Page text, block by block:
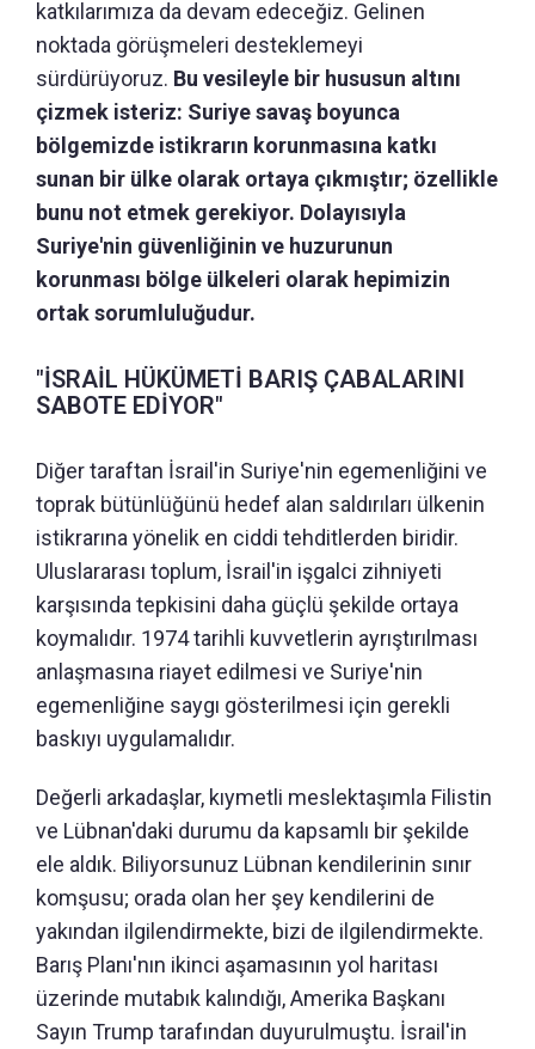
katkılarımıza da devam edeceğiz. Gelinen
noktada görüşmeleri desteklemeyi
sürdürüyoruz. Bu vesileyle bir hususun altını
çizmek isteriz: Suriye savaş boyunca
bölgemizde istikrarın korunmasına katkı
sunan bir ülke olarak ortaya çıkmıştır; özellikle
bunu not etmek gerekiyor. Dolayısıyla
Suriye'nin güvenliğinin ve huzurunun
korunması bölge ülkeleri olarak hepimizin
ortak sorumluluğudur.
"İSRAİL HÜKÜMETİ BARIŞ ÇABALARINI
SABOTE EDİYOR"
Diğer taraftan İsrail'in Suriye'nin egemenliğini ve
toprak bütünlüğünü hedef alan saldırıları ülkenin
istikrarına yönelik en ciddi tehditlerden biridir.
Uluslararası toplum, İsrail'in işgalci zihniyeti
karşısında tepkisini daha güçlü şekilde ortaya
koymalıdır. 1974 tarihli kuvvetlerin ayrıştırılması
anlaşmasına riayet edilmesi ve Suriye'nin
egemenliğine saygı gösterilmesi için gerekli
baskıyı uygulamalıdır.
Değerli arkadaşlar, kıymetli meslektaşımla Filistin
ve Lübnan'daki durumu da kapsamlı bir şekilde
ele aldık. Biliyorsunuz Lübnan kendilerinin sınır
komşusu; orada olan her şey kendilerini de
yakından ilgilendirmekte, bizi de ilgilendirmekte.
Barış Planı'nın ikinci aşamasının yol haritası
üzerinde mutabık kalındığı, Amerika Başkanı
Sayın Trump tarafından duyurulmuştu. İsrail'in